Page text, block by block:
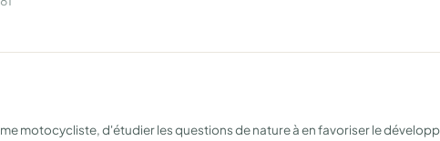
motocycliste, d'étudier les questions de nature à en favoriser le